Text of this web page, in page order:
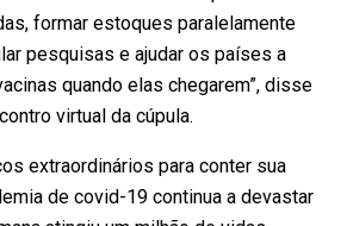
formar estoques paralelamente
pesquisas e ajudar os países a
quando elas chegarem”, disse
virtual da cúpula.
extraordinários para conter sua
de covid-19 continua a devastar